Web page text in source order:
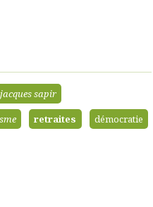
jacques sapir
retraites
démocratie